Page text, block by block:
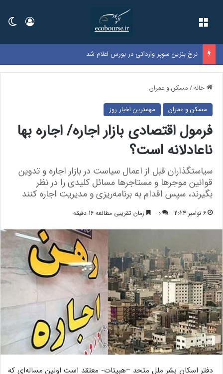
ورود
نرخ بنزین سوپر وارداتی در بورس اعلام شد
خانه/مسکن و عمران
مسکن و عمران مهمترین اخبار روز
فرمول اقتصادی بازار اجاره/ اجاره بها
ناعادلانه است؟
سیاستگذاران قبل از اعمال سیاست‌‌‌‌ در بازار اجاره و تدوین
قوانین موجرها و مستاجرها مسائل کلیدی را در نظر
بگیرند، سپس اقدام به برنامه‌‌‌‌ریزی و مدیریت اجاره کنند
6 نوامبر 2024 0 زمان تقریبی مطالعه 16 دقیقه
دفتر اسکان بشر ملل متحد –هبیتات- معتقد است اولین مساله‌ای که